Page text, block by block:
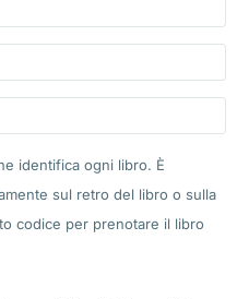
identifica ogni libro. È
sul retro del libro o sulla
codice per prenotare il libro